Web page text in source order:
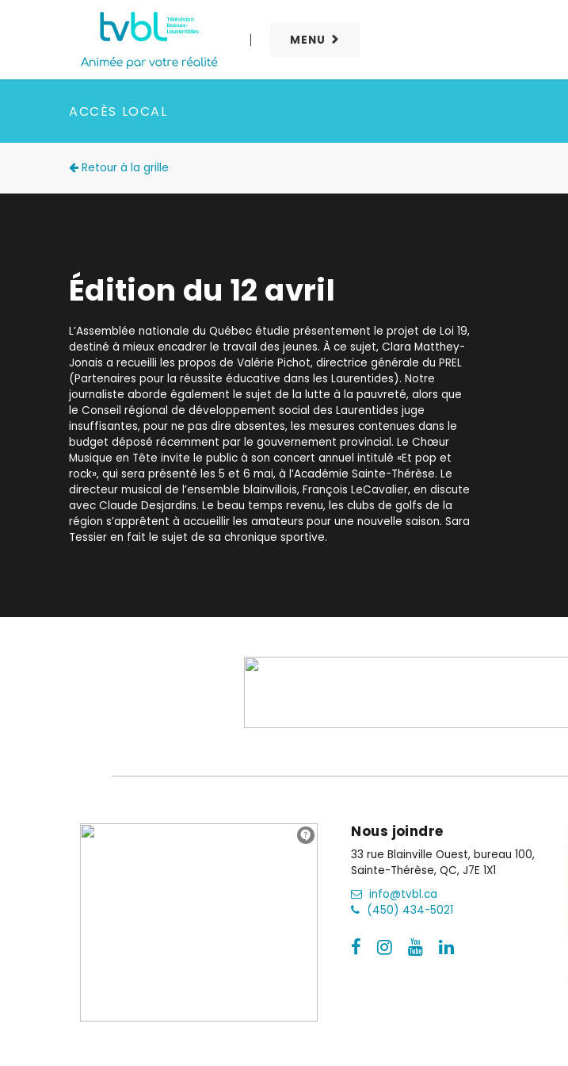
MENU
ACCÈS LOCAL
Retour à la grille
Édition du 12 avril
L’Assemblée nationale du Québec étudie présentement le projet de Loi 19,
destiné à mieux encadrer le travail des jeunes. À ce sujet, Clara Matthey-
Jonais a recueilli les propos de Valérie Pichot, directrice générale du PREL
(Partenaires pour la réussite éducative dans les Laurentides). Notre
journaliste aborde également le sujet de la lutte à la pauvreté, alors que
le Conseil régional de développement social des Laurentides juge
insuffisantes, pour ne pas dire absentes, les mesures contenues dans le
budget déposé récemment par le gouvernement provincial. Le Chœur
Musique en Tête invite le public à son concert annuel intitulé «Et pop et
rock», qui sera présenté les 5 et 6 mai, à l’Académie Sainte-Thérèse. Le
directeur musical de l’ensemble blainvillois, François LeCavalier, en discute
avec Claude Desjardins. Le beau temps revenu, les clubs de golfs de la
région s’apprêtent à accueillir les amateurs pour une nouvelle saison. Sara
Tessier en fait le sujet de sa chronique sportive.
Nous joindre
33 rue Blainville Ouest, bureau 100,
Sainte-Thérèse, QC, J7E 1X1
info@tvbl.ca
(450) 434-5021